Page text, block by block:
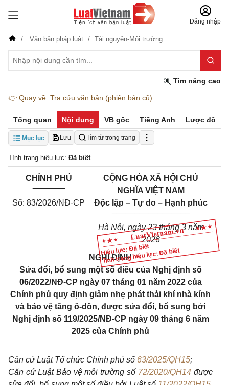
Đăng nhập
Văn bản pháp luật Tài nguyên-Môi trường
Tìm nâng cao
👉 Quay về: Tra cứu văn bản (phiên bản cũ)
Tổng quan Nội dung VB gốc Tiếng Anh Lược đồ
Mục lục Lưu Tìm từ trong trang
Tình trạng hiệu lực: Đã biết
Hiệu lực: Đã biết
Tình trạng hiệu lực: Đã biết
CHÍNH PHỦ
Số: 83/2026/NĐ-CP
CỘNG HÒA XÃ HỘI CHỦ
NGHĨA VIỆT NAM
Độc lập – Tự do – Hạnh phúc
_________________
Hà Nội, ngày 23 tháng 3 năm
2026
NGHỊ ĐỊNH
Sửa đổi, bổ sung một số điều của Nghị định số
06/2022/NĐ-CP ngày 07 tháng 01 năm 2022 của
Chính phủ quy định giảm nhẹ phát thải khí nhà kính
và bảo vệ tầng ô-dôn, được sửa đổi, bổ sung bởi
Nghị định số 119/2025/NĐ-CP ngày 09 tháng 6 năm
2025 của Chính phủ
Căn cứ Luật Tổ chức Chính phủ số 63/2025/QH15;
Căn cứ Luật Bảo vệ môi trường số 72/2020/QH14 được